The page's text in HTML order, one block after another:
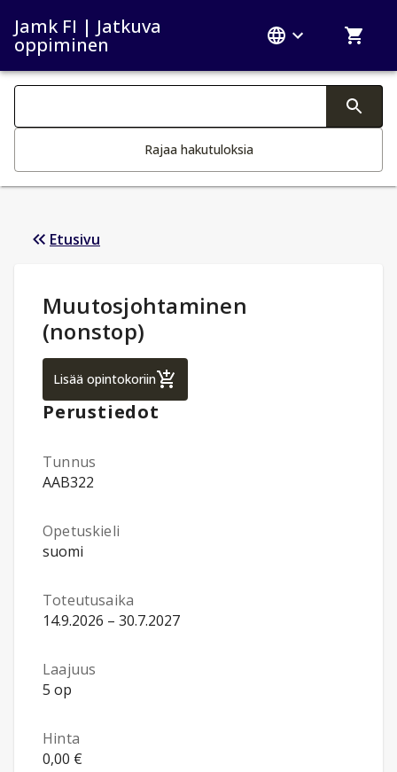
Jamk FI | Jatkuva
oppiminen
Haku kategoriat
Rajaa hakutuloksia
Etusivu
Opintotiedot:
Muutosjohtaminen
(nonstop)
Lisää opintokoriinMuutosjohtaminen (nonstop)
Perustiedot
Tunnus
AAB322
Opetuskieli
suomi
Toteutusaika
14.9.2026 – 30.7.2027
Laajuus
5 op
Hinta
0,00 €